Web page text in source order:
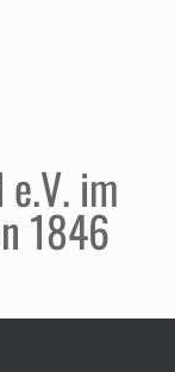
e.V. im
1846